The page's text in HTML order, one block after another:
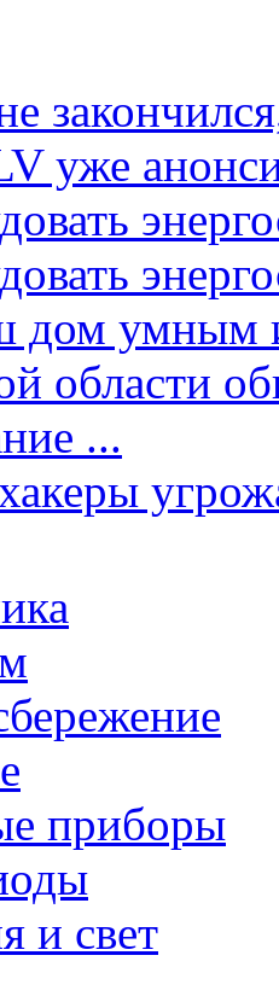
уже
дом умным
области
...
приборы
и свет